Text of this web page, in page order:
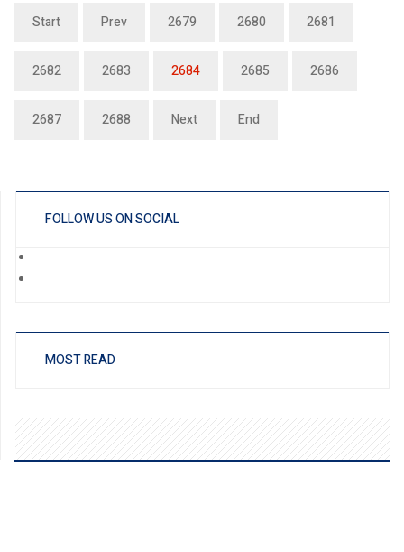
Start Prev 2679 2680 2681
2682 2683 2684 2685 2686
2687 2688 Next End
FOLLOW US ON SOCIAL
MOST READ